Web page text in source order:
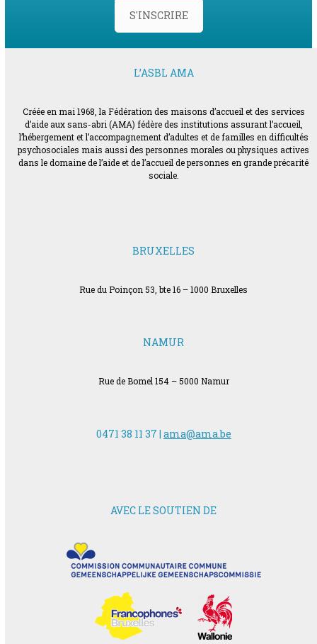
S'INSCRIRE
L’ASBL AMA
Créée en mai 1968, la Fédération des maisons d’accueil et des services
d’aide aux sans-abri (AMA) fédère des institutions assurant l’accueil,
l’hébergement et l’accompagnement d’adultes et de familles en difficultés
psychosociales mais aussi des personnes morales ou physiques actives
dans le domaine de l’aide et de l’accueil de personnes en grande précarité
sociale.
BRUXELLES
Rue du Poinçon 53, bte 16 – 1000 Bruxelles
NAMUR
Rue de Bomel 154 – 5000 Namur
0471 38 11 37 | ama@ama.be
AVEC LE SOUTIEN DE